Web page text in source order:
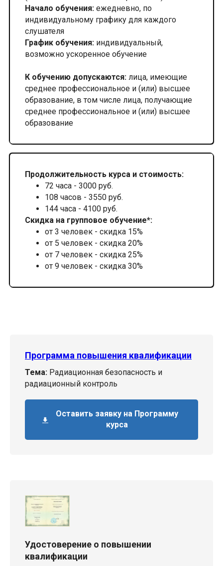
Начало обучения: ежедневно, по
индивидуальному графику для каждого
слушателя
График обучения: индивидуальный,
возможно ускоренное обучение
К обучению допускаются: лица, имеющие
среднее профессиональное и (или) высшее
образование, в том числе лица, получающие
среднее профессиональное и (или) высшее
образование
Продолжительность курса и стоимость:
72 часа - 3000 руб.
108 часов - 3550 руб.
144 часа - 4100 руб.
Скидка на групповое обучение*:
от 3 человек - скидка 15%
от 5 человек - скидка 20%
от 7 человек - скидка 25%
от 9 человек - скидка 30%
Программа повышения квалификации
Тема: Радиационная безопасность и
радиационный контроль
Оставить заявку на Программу
курса
Удостоверение о повышении
квалификации